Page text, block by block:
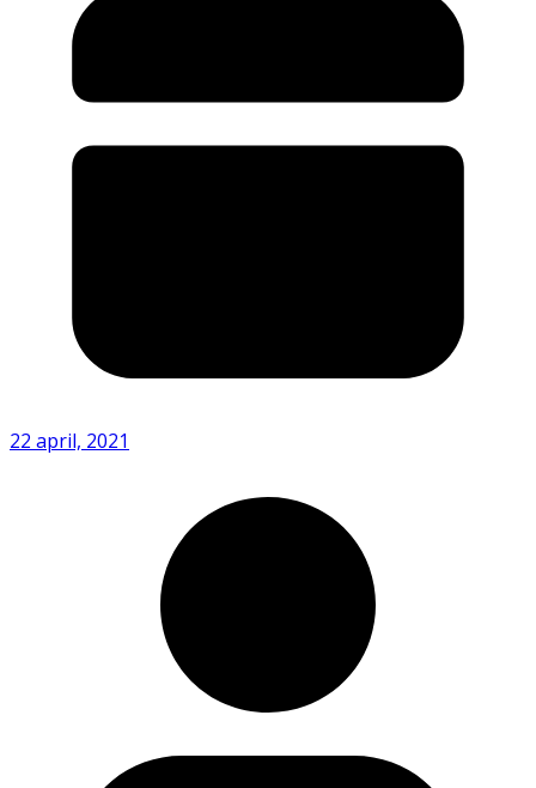
22 april, 2021